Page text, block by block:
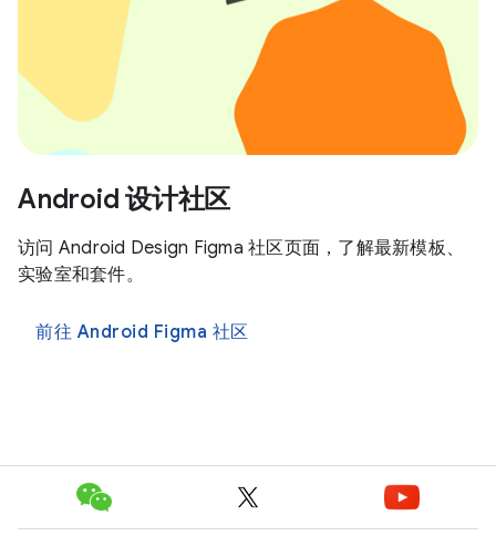
Android 设计社区
访问 Android Design Figma 社区页面，了解最新模板、
实验室和套件。
前往 Android Figma 社区